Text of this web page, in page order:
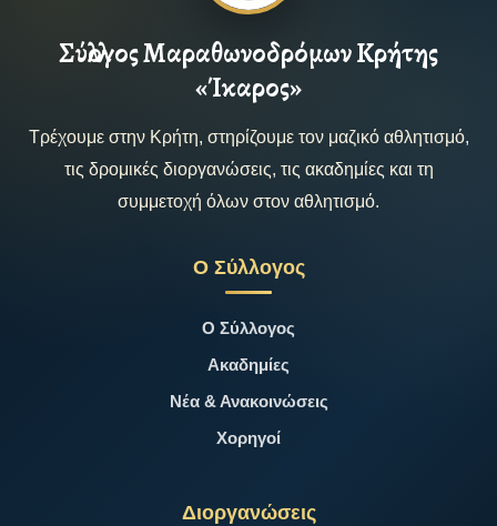
Σύλλογος Μαραθωνοδρόμων Κρήτης
«Ίκαρος»
Τρέχουμε στην Κρήτη, στηρίζουμε τον μαζικό αθλητισμό,
τις δρομικές διοργανώσεις, τις ακαδημίες και τη
συμμετοχή όλων στον αθλητισμό.
Ο Σύλλογος
Ο Σύλλογος
Ακαδημίες
Νέα & Ανακοινώσεις
Χορηγοί
Διοργανώσεις